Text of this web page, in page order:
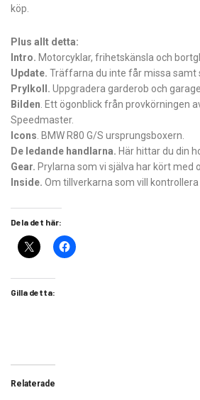
köp.
Plus allt detta:
Intro. Motorcyklar, frihetskänsla och
Update. Träffarna du inte får missa samt
Prylkoll. Uppgradera garderob och
Bilden. Ett ögonblick från provkörningen
Speedmaster.
Icons. BMW R80 G/S ursprungsboxern.
De ledande handlarna. Här hittar du din
Gear. Prylarna som vi själva har kört med
Inside. Om tillverkarna som vill
Dela det här:
Gilla detta:
Relaterade